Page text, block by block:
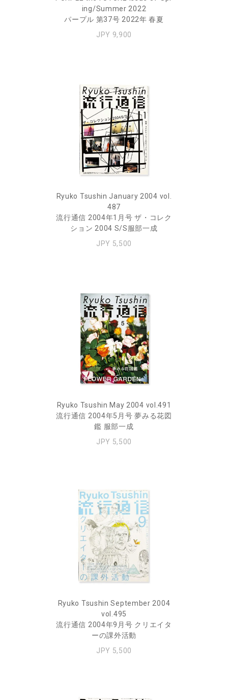
ing/Summer 2022
パープル 第37号 2022年 春夏
JPY 9,900
Ryuko Tsushin January 2004 vol.
487
流行通信 2004年1月号 ザ・コレク
ション 2004 S/S服部一成
JPY 5,500
Ryuko Tsushin May 2004 vol.491
流行通信 2004年5月号 夢みる花図
鑑 服部一成
JPY 5,500
Ryuko Tsushin September 2004
vol.495
流行通信 2004年9月号 クリエイタ
ーの課外活動
JPY 5,500